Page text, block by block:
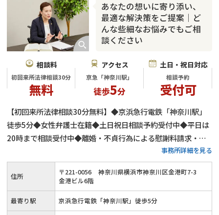
あなたの想いに寄り添い、
最適な解決策をご提案｜ど
んな些細なお悩みでもご相
談ください
相談料
初回来所法律相談30分
無料
アクセス
京急「神奈川駅」
徒歩5分
土日・祝日対応
相談予約
受付可
【初回来所法律相談30分無料】◆京浜急行電鉄「神奈川駅」
徒歩5分◆女性弁護士在籍◆土日祝日相談予約受付中◆平日は
20時まで相談受付中◆離婚・不貞行為による慰謝料請求・財
産分与・親権・養育費など様々な男女問題に対応◆どんな些細
な離婚問題でも、親身になって対応します
事務所詳細を見る
住所 〒221-0056
神奈川県横浜市神奈川区金港町7-3
金港ビル6階
最寄り駅 京浜急行電鉄「神奈川駅」徒歩5分